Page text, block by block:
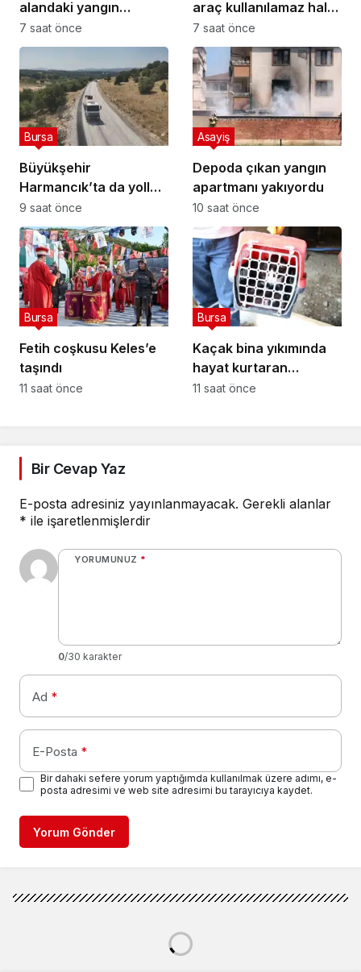
alandaki yangın
fabrikaya ulaşmadan
söndürüldü
7 saat önce
araç kullanılamaz hale
geldi
7 saat önce
Büyükşehir
Harmancık’ta da yolları
yeniliyor
Bursa
9 saat önce
Depoda çıkan yangın
apartmanı yakıyordu
Asayiş
10 saat önce
Fetih coşkusu Keles’e
taşındı
Bursa
11 saat önce
Kaçak bina yıkımında
hayat kurtaran
müdahale
Bursa
11 saat önce
Bir Cevap Yaz
E-posta adresiniz yayınlanmayacak. Gerekli alanlar
* ile işaretlenmişlerdir
YORUMUNUZ *
0/30 karakter
Ad *
E-Posta *
Bir dahaki sefere yorum yaptığımda kullanılmak üzere adımı, e-
posta adresimi ve web site adresimi bu tarayıcıya kaydet.
Yorum Gönder